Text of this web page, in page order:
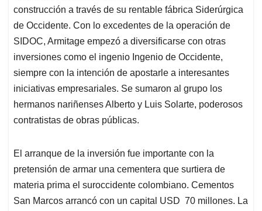
construcción a través de su rentable fábrica Siderúrgica
de Occidente. Con lo excedentes de la operación de
SIDOC, Armitage empezó a diversificarse con otras
inversiones como el ingenio Ingenio de Occidente,
siempre con la intención de apostarle a interesantes
iniciativas empresariales. Se sumaron al grupo los
hermanos nariñenses Alberto y Luis Solarte, poderosos
contratistas de obras públicas.
El arranque de la inversión fue importante con la
pretensión de armar una cementera que surtiera de
materia prima el suroccidente colombiano. Cementos
San Marcos arrancó con un capital USD 70 millones. La